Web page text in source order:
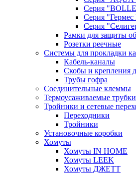
Серия
Серия
Серия
Рамки для защиты
Розетки реечные
Системы для прокладки
Кабель-каналы
Скобы и крепления
Трубы гофра
Соединительные клеммы
Термоусаживаемые трубки
Тройники и сетевые
Переходники
Тройники
Установочные коробки
Хомуты
Хомуты IN HOME
Хомуты LEEK
Хомуты ДЖЕТТ